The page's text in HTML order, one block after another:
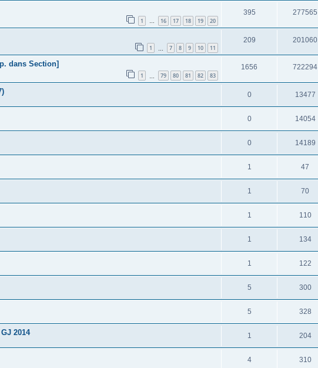
1 … 16 17 18 19 20
395 277565
1 7 8 9 10 11
209 201060
dans Section]
1 79 80 81 82 83
1656 722294
0 13477
0 14054
0 14189
1 47
1 70
1 110
1 134
1 122
5 300
5 328
2014 1 204
4 310